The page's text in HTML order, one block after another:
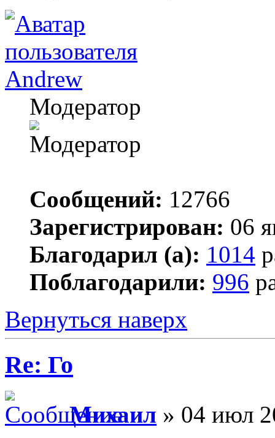
Andrew
Модератор
Сообщений: 12766
Зарегистрирован: 06
Благодарил (а): 1014
Поблагодарили: 996
Вернуться наверх
Re: Го
Михаил » 04 июл